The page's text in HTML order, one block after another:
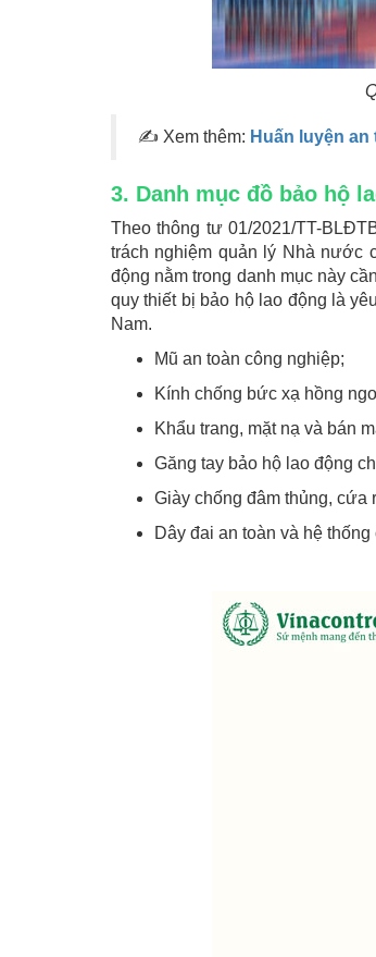
✍ Xem thêm: Huấn luyện an
3. Danh mục đồ bảo hộ
Theo thông tư 01/2021/TT-
trách nghiệm quản lý Nhà nước
động nằm trong danh mục này
quy thiết bị bảo hộ lao động là
Nam.
Mũ an toàn công nghiệp;
Kính chống bức xạ hồng
Khẩu trang, mặt nạ và bán
Găng tay bảo hộ lao động
Giày chống đâm thủng, cứa
Dây đai an toàn và hệ